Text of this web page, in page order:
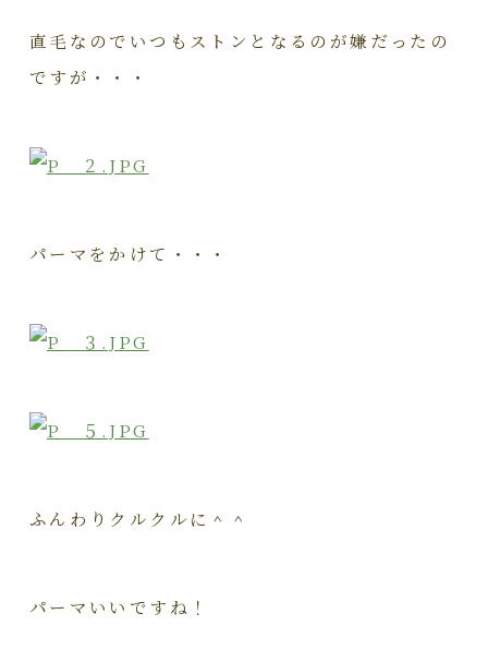
直毛なのでいつもストンとなるのが嫌だったの
ですが・・・
パーマをかけて・・・
ふんわりクルクルに＾＾
パーマいいですね！